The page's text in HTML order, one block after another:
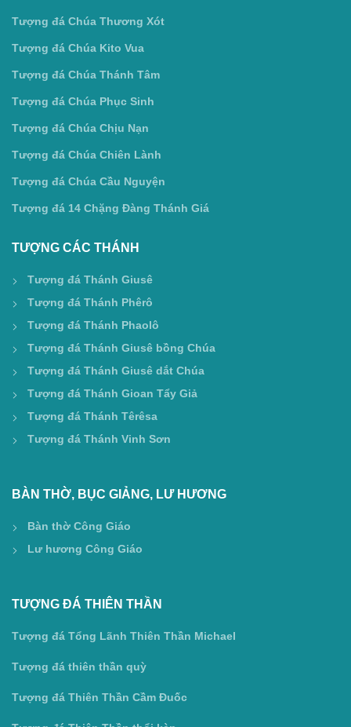
Tượng đá Chúa Thương Xót
Tượng đá Chúa Kito Vua
Tượng đá Chúa Thánh Tâm
Tượng đá Chúa Phục Sinh
Tượng đá Chúa Chịu Nạn
Tượng đá Chúa Chiên Lành
Tượng đá Chúa Cầu Nguyện
Tượng đá 14 Chặng Đàng Thánh Giá
TƯỢNG CÁC THÁNH
Tượng đá Thánh Giusê
Tượng đá Thánh Phêrô
Tượng đá Thánh Phaolô
Tượng đá Thánh Giusê bồng Chúa
Tượng đá Thánh Giusê dắt Chúa
Tượng đá Thánh Gioan Tẩy Giả
Tượng đá Thánh Têrêsa
Tượng đá Thánh Vinh Sơn
BÀN THỜ, BỤC GIẢNG, LƯ HƯƠNG
Bàn thờ Công Giáo
Lư hương Công Giáo
TƯỢNG ĐÁ THIÊN THẦN
Tượng đá Tổng Lãnh Thiên Thần Michael
Tượng đá thiên thần quỳ
Tượng đá Thiên Thần Cầm Đuốc